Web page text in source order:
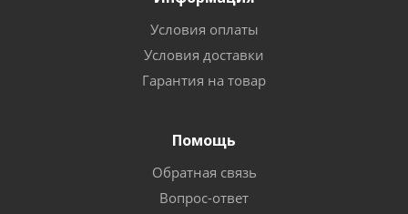
Условия оплаты
Условия доставки
Гарантия на товар
Помощь
Обратная связь
Вопрос-ответ